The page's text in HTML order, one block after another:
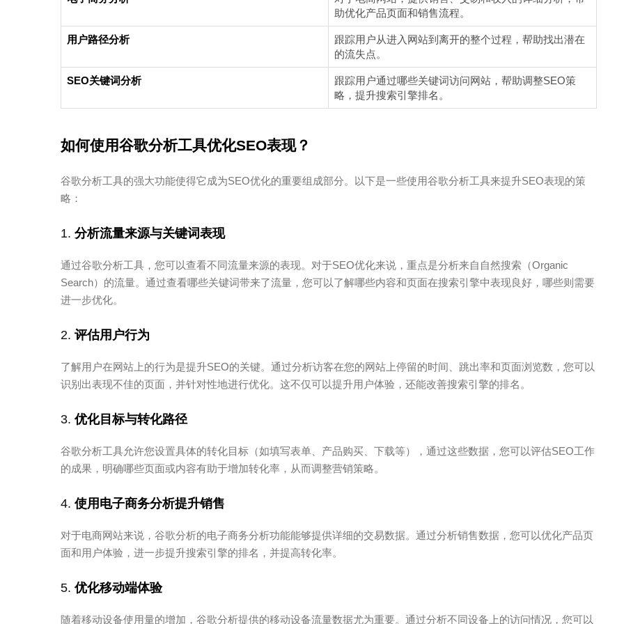
助优化产品页面和销售流程。
用户路径分析
跟踪用户从进入网站到离开的整个过程，帮助找出潜在
的流失点。
SEO关键词分析
跟踪用户通过哪些关键词访问网站，帮助调整SEO策
略，提升搜索引擎排名。
如何使用谷歌分析工具优化SEO表现？
谷歌分析工具的强大功能使得它成为SEO优化的重要组成部分。以下是一些使用谷歌分析工具来提升SEO表现的策
略：
1. 分析流量来源与关键词表现
通过谷歌分析工具，您可以查看不同流量来源的表现。对于SEO优化来说，重点是分析来自自然搜索（Organic
Search）的流量。通过查看哪些关键词带来了流量，您可以了解哪些内容和页面在搜索引擎中表现良好，哪些则需要
进一步优化。
2. 评估用户行为
了解用户在网站上的行为是提升SEO的关键。通过分析访客在您的网站上停留的时间、跳出率和页面浏览数，您可以
识别出表现不佳的页面，并针对性地进行优化。这不仅可以提升用户体验，还能改善搜索引擎的排名。
3. 优化目标与转化路径
谷歌分析工具允许您设置具体的转化目标（如填写表单、产品购买、下载等），通过这些数据，您可以评估SEO工作
的成果，明确哪些页面或内容有助于增加转化率，从而调整营销策略。
4. 使用电子商务分析提升销售
对于电商网站来说，谷歌分析的电子商务分析功能能够提供详细的交易数据。通过分析销售数据，您可以优化产品页
面和用户体验，进一步提升搜索引擎的排名，并提高转化率。
5. 优化移动端体验
随着移动设备使用量的增加，谷歌分析提供的移动设备流量数据尤为重要。通过分析不同设备上的访问情况，您可以